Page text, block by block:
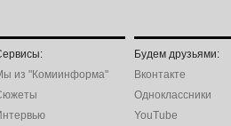
из "Комиинформа"
Будем друзьями:
Вконтакте
Одноклассники
YouTube